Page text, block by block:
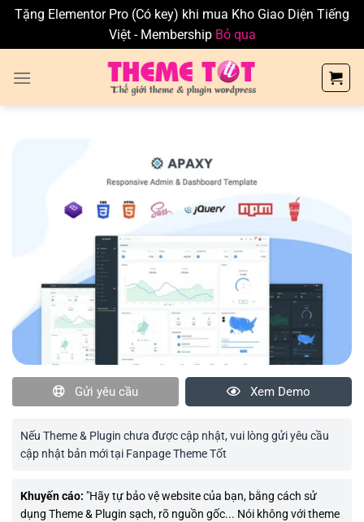
Tặng Elementor Pro (Có key) khi mua Kho Giao Diện Tiếng
Việt - Membership Bỏ qua
Gửi yêu cầu Xem Demo
Nếu Theme & Plugin chưa được cập nhật, vui lòng gửi yêu cầu
cập nhật bản mới tại Fanpage Theme Tốt
Khuyến cáo: "Hãy tự bảo vệ website của bạn, bằng cách sử
dụng Theme & Plugin sạch, rõ nguồn gốc... Nói không với theme